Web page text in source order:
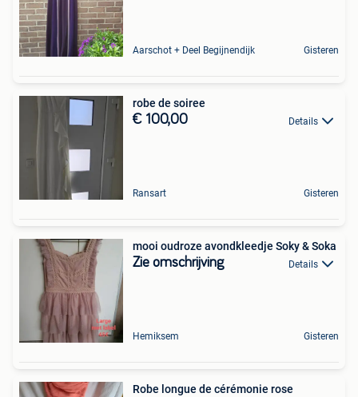
Aarschot + Deel Begijnendijk Gisteren
robe de soiree
€ 100,00 Details
Ransart Gisteren
mooi oudroze avondkleedje Soky & Soka
Zie omschrijving Details
Hemiksem Gisteren
Robe longue de cérémonie rose